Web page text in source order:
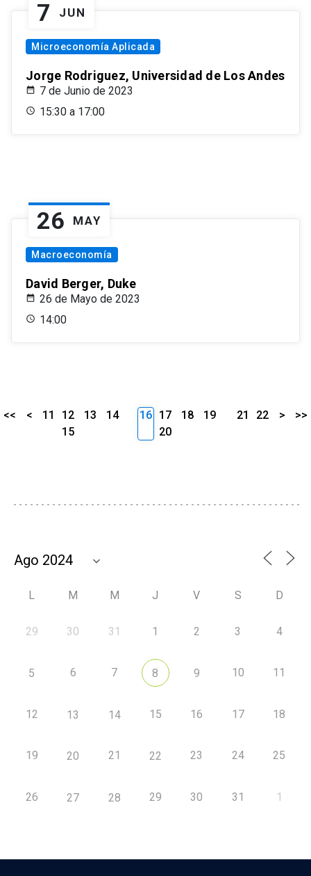
7 JUN
Microeconomía Aplicada
Jorge Rodriguez, Universidad de Los Andes
7 de Junio de 2023
15:30 a 17:00
26 MAY
Macroeconomía
David Berger, Duke
26 de Mayo de 2023
14:00
<< < 11 12 13
14
15
16 17 18
19
20
21 22 > >>
L M M J V S D
29 30 31 1 2 3 4
5 6 7 8 9 10 11
12 13 14 15 16 17 18
19 20 21 22 23 24 25
26 27 28 29 30 31 1